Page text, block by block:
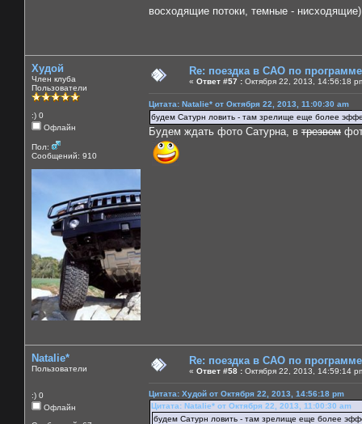
восходящие потоки, темные -
Худой
Член клуба
Пользователи
:) 0
Офлайн
Пол:
Сообщений: 910
Re: поездка в САО по
« Ответ #57 : Октября 22, 2013, 14:56:18
Цитата: Natalie* от Октября 22, 2013, 11:00:30 am
будем Сатурн ловить - там зрелище еще более
Будем ждать фото Сатурна, в трезвом
Natalie*
Пользователи
:) 0
Офлайн
Re: поездка в САО по
« Ответ #58 : Октября 22, 2013, 14:59:14
Цитата: Худой от Октября 22, 2013, 14:56:18 pm
Цитата: Natalie* от Октября 22, 2013, 11:00:30 am
будем Сатурн ловить - там зрелище еще более